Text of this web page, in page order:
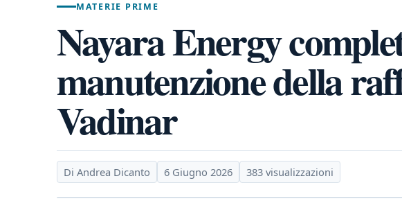
MATERIE PRIME
Nayara Energy
manutenzione della
Vadinar
Di Andrea Dicanto 6 Giugno 2026 383 visualizzazioni